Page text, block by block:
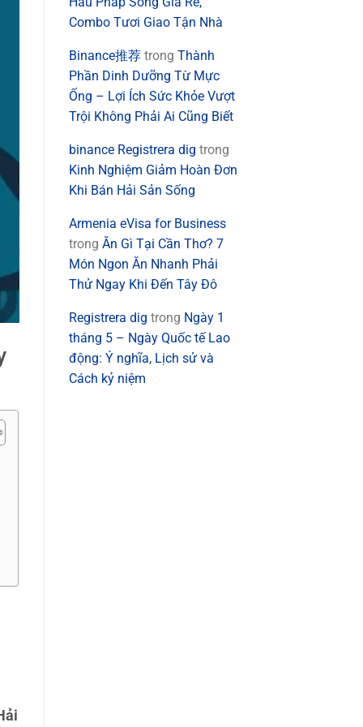
Combo Tươi Giao Tận Nhà
Binance推荐trong Thành
Phần Dinh Dưỡng Từ Mực
Ống – Lợi Ích Sức Khỏe Vượt
Trội Không Phải Ai Cũng Biết
binance Registrera dig trong
Kinh Nghiệm Giảm Hoàn Đơn
Khi Bán Hải Sản Sống
Armenia eVisa for Business
trong Ăn Gì Tại Cần Thơ? 7
Món Ngon Ăn Nhanh Phải
Thử Ngay Khi Đến Tây Đô
Registrera dig trong Ngày 1
tháng 5 – Ngày Quốc tế Lao
động: Ý nghĩa, Lịch sử và
Cách kỷ niệm